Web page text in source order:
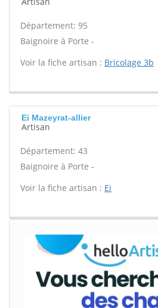
Département: 95
Baignoire à Porte -
Voir la fiche artisan : Bricolage 3b
Ei Mazeyrat-allier
Artisan
Département: 43
Baignoire à Porte -
Voir la fiche artisan : Ei